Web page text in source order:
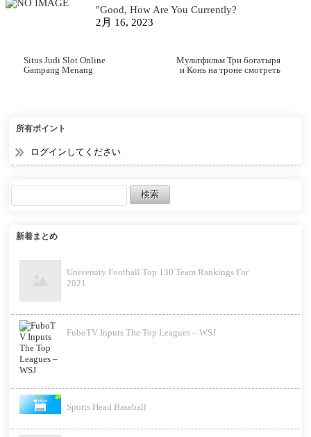
"Good, How Are You Currently?
2月 16, 2023
Situs Judi Slot Online
Gampang Menang
Мультфильм Три богатыря
и Конь на троне смотреть
所有ポイント
ログインしてください
新着まとめ
University Football Top 130 Team Rankings For
2021
FuboTV Inputs The Top Leagues – WSJ
Sports Head Baseball